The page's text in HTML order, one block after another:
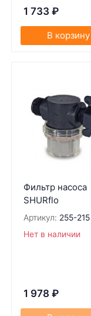
1 733 ₽
В корзину
Фильтр насоса
SHURflo
Артикул: 255-215
Нет в наличии
1 978 ₽